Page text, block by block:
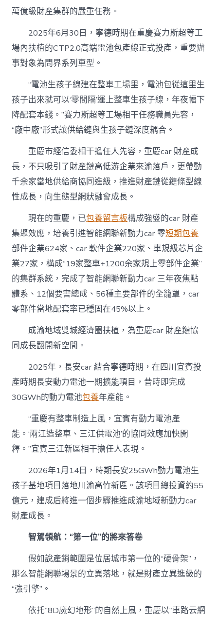
萬億級財產集群的嚴重任務。
2025年6月30日，寧德時期在重慶賽力斯超等工
場內扶植的CTP2.0高端電池包產線正式投產，重要辦
事對象為問界系列車型。
“電池生孩子線建在整車工場里，電池包從這里生
孩子出來就可以‘零間隔’運上整車生孩子線，年夜幅下
降配套本錢。”賽力斯超等工場相干任務職員先容，
“廠中廠”形式讓供給鏈與生孩子鏈深度耦合。
重慶市經信委相干擔任人先容，重慶car 財產成
長，不只吸引了財產鏈高低游企業來渝落戶，更帶動
千余家當地供給商協同進級，推進財產鏈從鏈條型線
性成長，向生態型網狀融會成長。
現在的重慶，已包養留言板構成強盛的car 財產
集聚效應，培養引進智能網聯新動力car 零短期包養
部件企業624家、car 軟件企業220家、車規級芯片企
業27家，構成“19家整車+1200余家規上零部件企業”
的集群系統，完成了智能網聯新動力car 三年夜焦點
體系、12個要害總成、56種主要部件的全籠罩，car
零部件當地配套率已穩固在45%以上。
成渝地域雙城經濟圈扶植，為重慶car 財產鏈協
同成長翻開新空間。
2025年，長安car 結合寧德時期，在四川宜賓投
產時期長安動力電池一期擴能項目，昔時即完成
30GWh的動力電池包養年產能。
“重慶有整車制造上風，宜賓有動力電池產
能。‘兩江造整車、三江供電池’的協同效應加快開
釋。”宜賓三江新區相干擔任人表現。
2026年1月14日，時期長安25GWh動力電池生
孩子基地項目落地川渝高竹新區。該項目總投資約55
億元，建成后將進一個步驟推進成渝地域新動力car
財產成長。
智駕領航：“第一位”的將來答卷
假如說產銷範圍是位居城市第一位的“硬骨架”，
那么智能網聯場景的立異落地，就是財產立異進級的
“強引擎”。
依托“8D魔幻地形”的自然上風，重慶以“車路云網